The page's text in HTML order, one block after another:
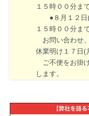
１５時００分ま
●８月１２日(
１５時００分ま
お問い合わせ
休業明け１７日(
ご不便をお掛
します。